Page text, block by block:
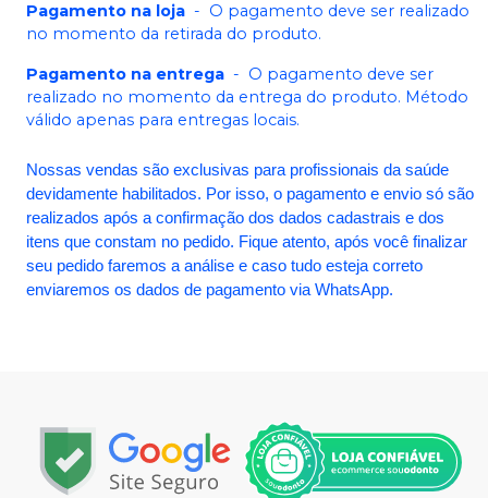
Pagamento na loja - O pagamento deve ser realizado
no momento da retirada do produto.
Pagamento na entrega - O pagamento deve ser
realizado no momento da entrega do produto. Método
válido apenas para entregas locais.
Nossas vendas são exclusivas para profissionais da saúde
devidamente habilitados. Por isso, o pagamento e envio só são
realizados após a confirmação dos dados cadastrais e dos
itens que constam no pedido. Fique atento, após você finalizar
seu pedido faremos a análise e caso tudo esteja correto
enviaremos os dados de pagamento via WhatsApp.